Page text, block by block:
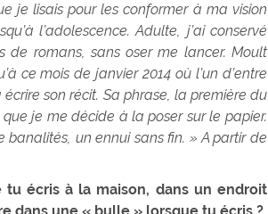
je lisais pour les conformer à ma vision
l’adolescence. Adulte, j’ai conservé
romans, sans oser me lancer. Moult
ce mois de janvier 2014 où l’un d’entre
son récit. Sa phrase, la première du
je me décide à la poser sur le papier.
banalités, un ennui sans fin. » A partir de
tu écris à la maison, dans un endroit